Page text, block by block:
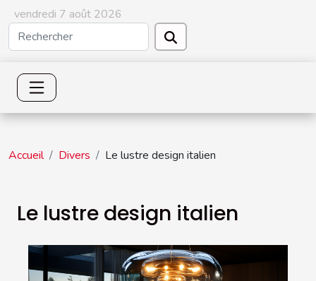
vendredi 7 août 2026
Accueil Divers Le lustre design italien
Le lustre design italien